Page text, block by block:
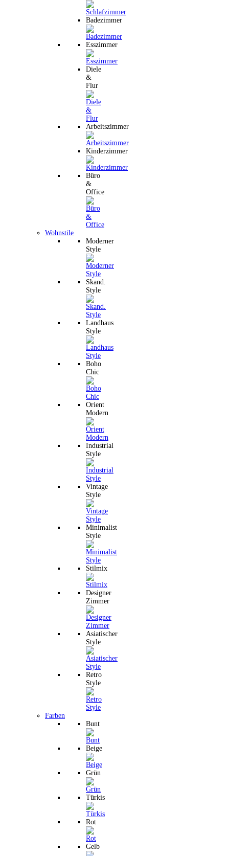
Badezimmer
Esszimmer
Diele
&
Flur
Arbeitszimmer
Kinderzimmer
Büro
&
Office
Wohnstile
Moderner
Style
Skand.
Style
Landhaus
Style
Boho
Chic
Orient
Modern
Industrial
Style
Vintage
Style
Minimalist
Style
Stilmix
Designer
Zimmer
Asiatischer
Style
Retro
Style
Farben
Bunt
Beige
Grün
Türkis
Rot
Gelb